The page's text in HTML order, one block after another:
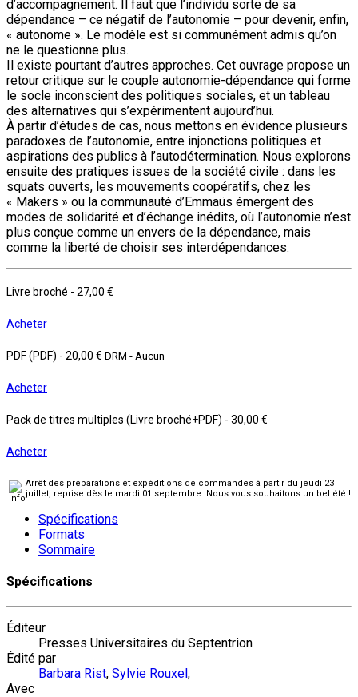
d’accompagnement. Il faut que l’individu sorte de sa
dépendance – ce négatif de l’autonomie – pour devenir, enfin,
« autonome ». Le modèle est si communément admis qu’on
ne le questionne plus.
Il existe pourtant d’autres approches. Cet ouvrage propose un
retour critique sur le couple autonomie-dépendance qui forme
le socle inconscient des politiques sociales, et un tableau
des alternatives qui s’expérimentent aujourd’hui.
À partir d’études de cas, nous mettons en évidence plusieurs
paradoxes de l’autonomie, entre injonctions politiques et
aspirations des publics à l’autodétermination. Nous explorons
ensuite des pratiques issues de la société civile : dans les
squats ouverts, les mouvements coopératifs, chez les
« Makers » ou la communauté d’Emmaüs émergent des
modes de solidarité et d’échange inédits, où l’autonomie n’est
plus conçue comme un envers de la dépendance, mais
comme la liberté de choisir ses interdépendances.
Livre broché - 27,00 €
Acheter
PDF (PDF) - 20,00 € DRM - Aucun
Acheter
Pack de titres multiples (Livre broché+PDF) - 30,00 €
Acheter
Arrêt des préparations et expéditions de commandes à partir du jeudi 23
juillet, reprise dès le mardi 01 septembre. Nous vous souhaitons un bel été !
Spécifications
Formats
Sommaire
Spécifications
Éditeur
Presses Universitaires du Septentrion
Édité par
Barbara Rist, Sylvie Rouxel ,
Avec